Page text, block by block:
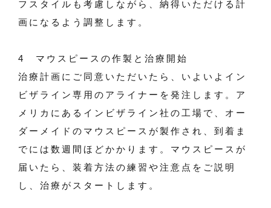
フスタイルも考慮しながら、納得いただける計
画になるよう調整します。
4 マウスピースの作製と治療開始
治療計画にご同意いただいたら、いよいよイン
ビザライン専用のアライナーを発注します。ア
メリカにあるインビザライン社の工場で、オー
ダーメイドのマウスピースが製作され、到着ま
でには数週間ほどかかります。マウスピースが
届いたら、装着方法の練習や注意点をご説明
し、治療がスタートします。